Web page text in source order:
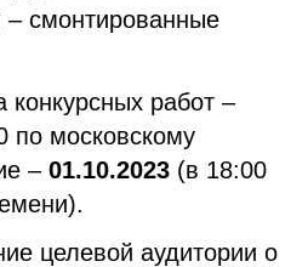
– смонтированные
работ –
по московскому
– 01.10.2023 (в 18:00
целевой аудитории о